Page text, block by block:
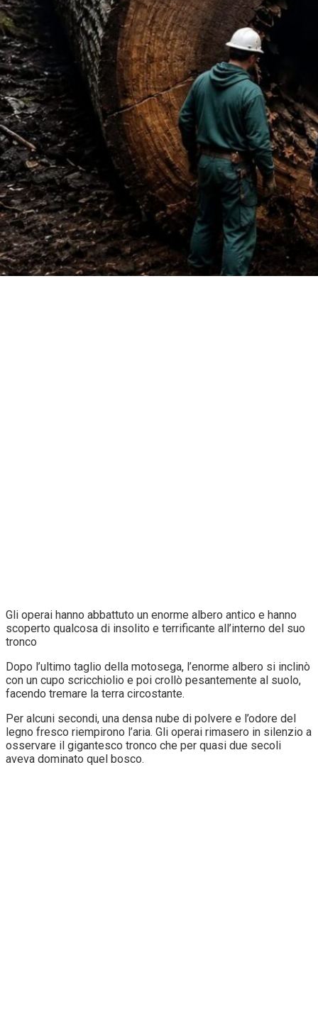
Gli operai hanno abbattuto un enorme albero antico e hanno
scoperto qualcosa di insolito e terrificante all’interno del suo
tronco
Dopo l’ultimo taglio della motosega, l’enorme albero si inclinò
con un cupo scricchiolio e poi crollò pesantemente al suolo,
facendo tremare la terra circostante.
Per alcuni secondi, una densa nube di polvere e l’odore del
legno fresco riempirono l’aria. Gli operai rimasero in silenzio a
osservare il gigantesco tronco che per quasi due secoli
aveva dominato quel bosco.